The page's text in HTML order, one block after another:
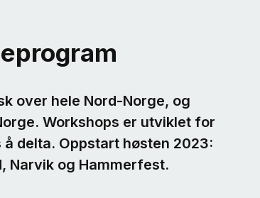
over hele Nord-Norge, og
Workshops er utviklet for
delta. Oppstart høsten 2023:
Narvik og Hammerfest.